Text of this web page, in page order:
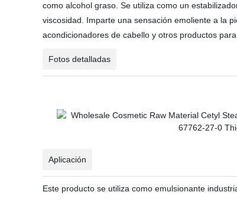
como alcohol graso. Se utiliza como un
viscosidad. Imparte una sensación emoliente a la
acondicionadores de cabello y otros productos para
Fotos detalladas
Aplicación
Este producto se utiliza como emulsionante